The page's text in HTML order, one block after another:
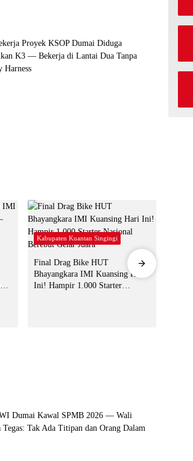
Kabupaten Kuantan Singingi
Final Drag Bike HUT
Bhayangkara IMI Kuansing Hari
Ini! Hampir 1.000 Starter